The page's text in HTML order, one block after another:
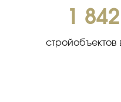
1 842
стройобъектов